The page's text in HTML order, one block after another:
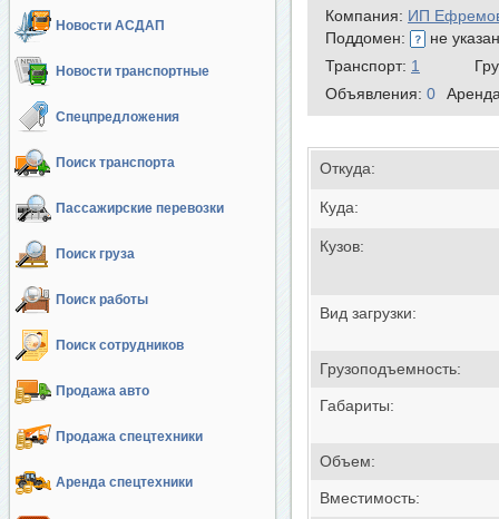
Новости АСДАП
Новости транспортные
Спецпредложения
Поиск транспорта
Пассажирские перевозки
Поиск груза
Поиск работы
Поиск сотрудников
Продажа авто
Продажа спецтехники
Аренда спецтехники
Компания: ИП
Поддомен:
не
Транспорт: 1
Объявления: 0
Откуда:
Куда:
Кузов:
Вид загрузки:
Грузоподъемность:
Габариты:
Объем:
Вместимость: